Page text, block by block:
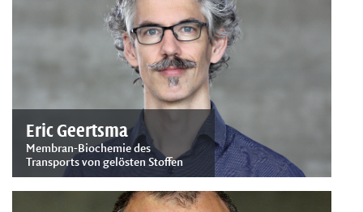
Eric Geertsma
Membran-Biochemie des
Transports von gelösten Stoffen